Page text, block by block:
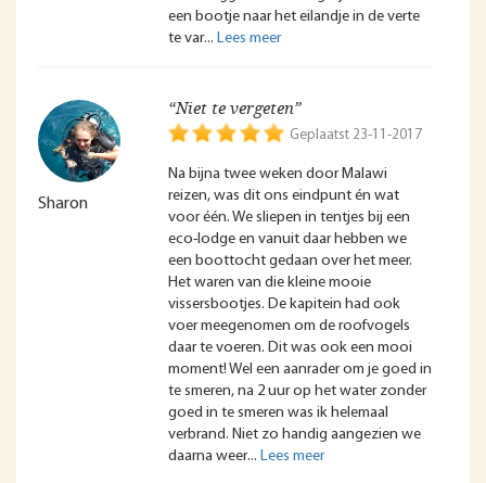
een bootje naar het eilandje in de verte
te var
Sharon
“Niet te vergeten”
Geplaatst 23-11-2017
Na bijna twee weken door Malawi
reizen, was dit ons eindpunt én wat
voor één. We sliepen in tentjes bij een
eco-lodge en vanuit daar hebben we
een boottocht gedaan over het meer.
Het waren van die kleine mooie
vissersbootjes. De kapitein had ook
voer meegenomen om de roofvogels
daar te voeren. Dit was ook een mooi
moment! Wel een aanrader om je goed in
te smeren, na 2 uur op het water zonder
goed in te smeren was ik helemaal
verbrand. Niet zo handig aangezien we
daarna weer